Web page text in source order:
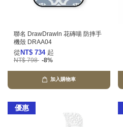
聯名 DrawDrawln 花磚喵 防摔手
機殼 DRAA04
從 NT$ 734 起
NT$ 798 -8%
加入購物車
優惠